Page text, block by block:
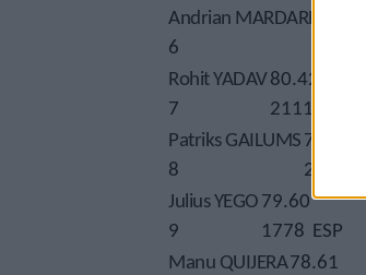
Andrian MARDARE
6
Rohit YADAV80.42
7
2111
Patriks GAILUMS79.66
8
2104
Julius YEGO79.60
9
1778 ESP
Manu QUIJERA78.61